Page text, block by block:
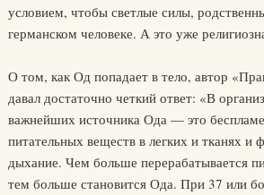
условием, чтобы светлые силы,
германском человеке. А это уже
О том, как Од попадает в тело, автор
давал достаточно четкий ответ: «В
важнейших источника Ода — это
питательных веществ в легких и тканях и
дыхание. Чем больше перерабатывается
тем больше становится Ода. При 37 или